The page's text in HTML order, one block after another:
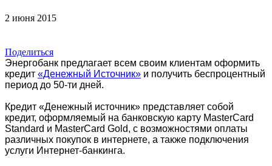
2 июня 2015
Поделиться
Энергобанк предлагает всем своим клиентам оформить
кредит «Денежный Источник» и получить беспроцентный
период до 50-ти дней.
Кредит «Денежный источник» представляет собой
кредит, оформляемый на банковскую карту MasterCard
Standard и MasterCard Gold, с возможностями оплаты
различных покупок в интернете, а также подключения
услуги Интернет-банкинга.